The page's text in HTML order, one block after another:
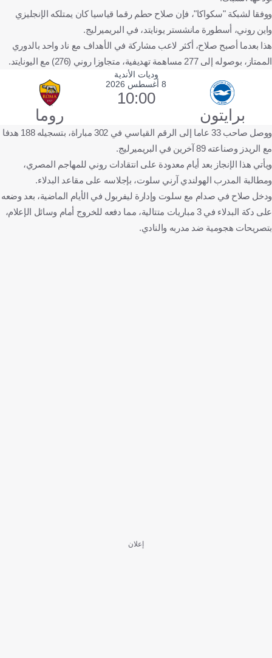
ووفقا لشبكة "سكواكا"، فإن صلاح حطم رقما قياسيا كان يمتلكه الإنجليزي
واين روني، أسطورة مانشستر يونايتد، في البريميرليج.
هذا بعدما أصبح صلاح، أكثر لاعب مشاركة في الأهداف مع ناد واحد بالدوري
الممتاز، بوصوله إلى 277 مساهمة تهديفية، متجاوزا روني (276) مع اليونايتد.
وديات الأندية
برايتون
8 أغسطس 2026
10:00
روما
ووصل صاحب 33 عاما إلى الرقم القياسي في 302 مباراة، بتسجيله 188 هدفا
مع الريدز وصناعته 89 آخرين في البريميرليج.
ويأتي هذا الإنجاز بعد أيام معدودة على انتقادات روني للمهاجم المصري،
ومطالبة المدرب الهولندي آرني سلوت، بإجلاسه على مقاعد البدلاء.
ودخل صلاح في صدام مع سلوت وإدارة ليفربول في الأيام الماضية، بعد وضعه
على دكة البدلاء في 3 مباريات متتالية، مما دفعه للخروج أمام وسائل الإعلام،
بتصريحات هجومية ضد مدربه والنادي.
إعلان